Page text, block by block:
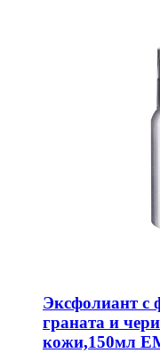
Эксфолиант с
граната и
кожи,150мл